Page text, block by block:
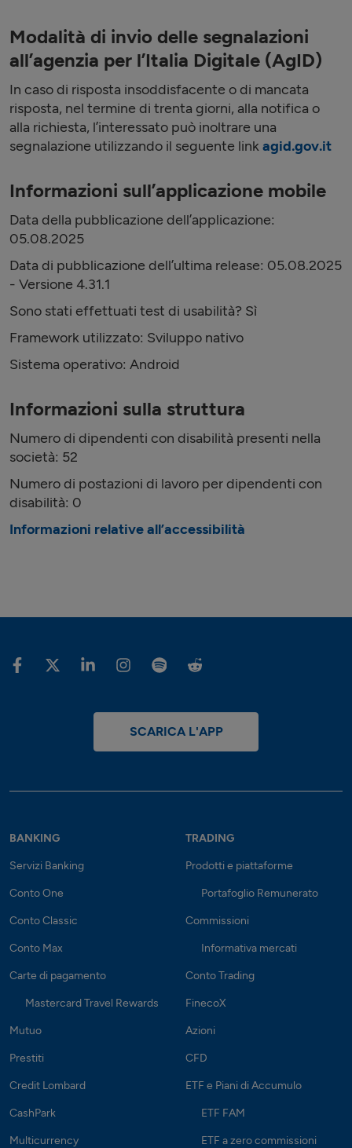
Modalità di invio delle segnalazioni
all’agenzia per l’Italia Digitale (AgID)
In caso di risposta insoddisfacente o di mancata
risposta, nel termine di trenta giorni, alla notifica o
alla richiesta, l’interessato può inoltrare una
segnalazione utilizzando il seguente linkagid.gov.it
Informazioni sull’applicazione mobile
Data della pubblicazione dell’applicazione:
05.08.2025
Data di pubblicazione dell’ultima release: 05.08.2025
- Versione 4.31.1
Sono stati effettuati test di usabilità? Sì
Framework utilizzato: Sviluppo nativo
Sistema operativo: Android
Informazioni sulla struttura
Numero di dipendenti con disabilità presenti nella
società: 52
Numero di postazioni di lavoro per dipendenti con
disabilità: 0
Informazioni relative all’accessibilità
SCARICA L'APP
BANKING
Servizi Banking
Conto One
Conto Classic
Conto Max
Carte di pagamento
Mastercard Travel Rewards
Mutuo
Prestiti
Credit Lombard
CashPark
Multicurrency
TRADING
Prodotti e piattaforme
Portafoglio Remunerato
Commissioni
Informativa mercati
Conto Trading
FinecoX
Azioni
CFD
ETF e Piani di Accumulo
ETF FAM
ETF a zero commissioni